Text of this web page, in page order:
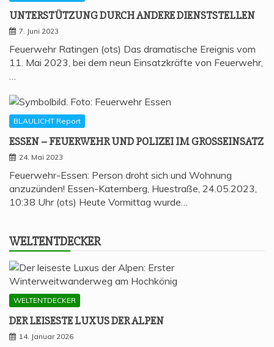
UNTER­STÜT­ZUNG DURCH ANDE­RE DIENSTSTELLEN
7. Juni 2023
Feuerwehr Ratingen (ots) Das dramatische Ereignis vom
11. Mai 2023, bei dem neun Einsatzkräfte von Feuerwehr,
BLAULICHT Report
ESSEN – FEU­ER­WEHR UND POLI­ZEI IM GROSSEINSATZ
24. Mai 2023
Feuerwehr-Essen: Person droht sich und Wohnung
anzuzünden! Essen-Katernberg, Huestraße, 24.05.2023,
10:38 Uhr (ots) Heute Vormittag wurde…
WELT­ENT­DE­CKER
WELTENTDECKER
DER LEI­SES­TE LUXUS DER ALPEN
14. Januar 2026